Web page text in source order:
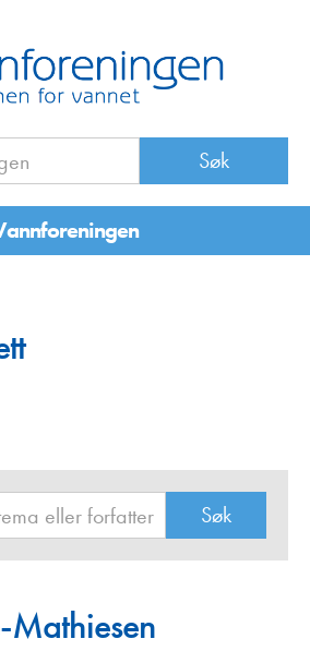
Mathiesen